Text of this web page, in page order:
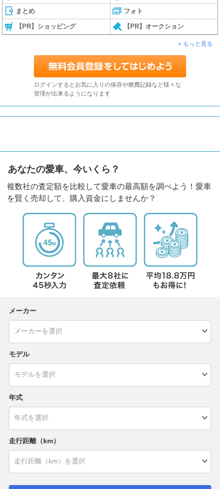
まとめ フォト
【PR】ショッピング 【PR】オークション
もっと見る
ログインするとお気に入りの保存や燃費記録など様々な
管理が出来るようになります
あなたの愛車、今いくら？
複数社の査定額を比較して愛車の最高額を調べよう！愛車
を賢く売却して、購入資金にしませんか？
メーカー
モデル
年式
走行距離（km）